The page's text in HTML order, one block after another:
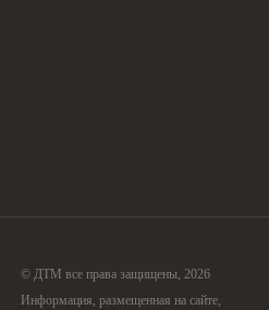
© ДТМ все права защищены, 2026
Информация, размещенная на сайте,